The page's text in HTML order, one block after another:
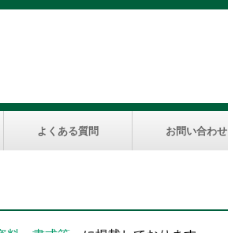
よくある質問 お問い合わせ